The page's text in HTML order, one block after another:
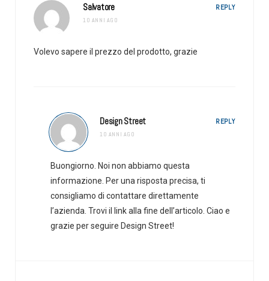
Salvatore
10 ANNI AGO
REPLY
Volevo sapere il prezzo del prodotto, grazie
Design Street
10 ANNI AGO
REPLY
Buongiorno. Noi non abbiamo questa
informazione. Per una risposta precisa, ti
consigliamo di contattare direttamente
l’azienda. Trovi il link alla fine dell’articolo. Ciao e
grazie per seguire Design Street!